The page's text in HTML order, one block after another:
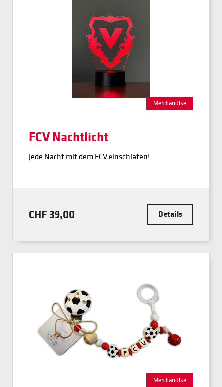
Merchandise
FCV Nachtlicht
Jede Nacht mit dem FCV einschlafen!
CHF 39,00 Details
Merchandise